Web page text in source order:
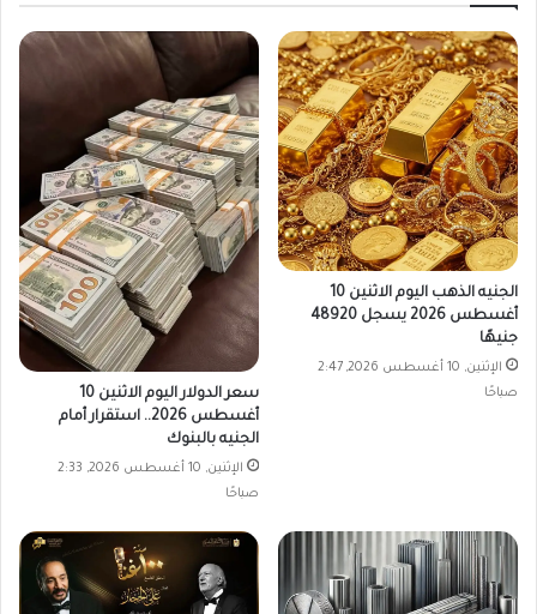
الجنيه الذهب اليوم الاثنين 10
أغسطس 2026 يسجل 48920
جنيهًا
الإثنين, 10 أغسطس 2026, 2:47
صباحًا
سعر الدولار اليوم الاثنين 10
أغسطس 2026.. استقرار أمام
الجنيه بالبنوك
الإثنين, 10 أغسطس 2026, 2:33
صباحًا